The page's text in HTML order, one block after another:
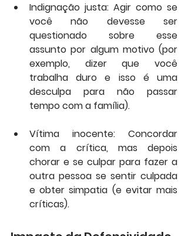
Indignação justa: Agir como se
você não devesse ser
questionado sobre esse
assunto por algum motivo (por
exemplo, dizer que você
trabalha duro e isso é uma
desculpa para não passar
tempo com a família).
Vítima inocente: Concordar
com a crítica, mas depois
chorar e se culpar para fazer a
outra pessoa se sentir culpada
e obter simpatia (e evitar mais
críticas).